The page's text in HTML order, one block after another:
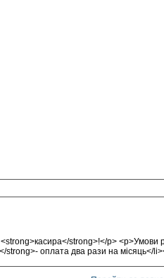
strong>!</p> <p>Умови
strong>- оплата два рази на місяць</